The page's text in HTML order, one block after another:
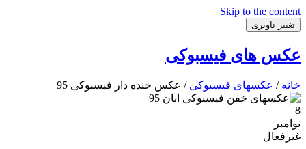
Skip to the content
تغییر ناوبری
عکس های فیسبوکی
خانه / عکسهای فیسبوکی / عکس خنده دار فیسبوکی 95
8
نوامبر
غیرفعال